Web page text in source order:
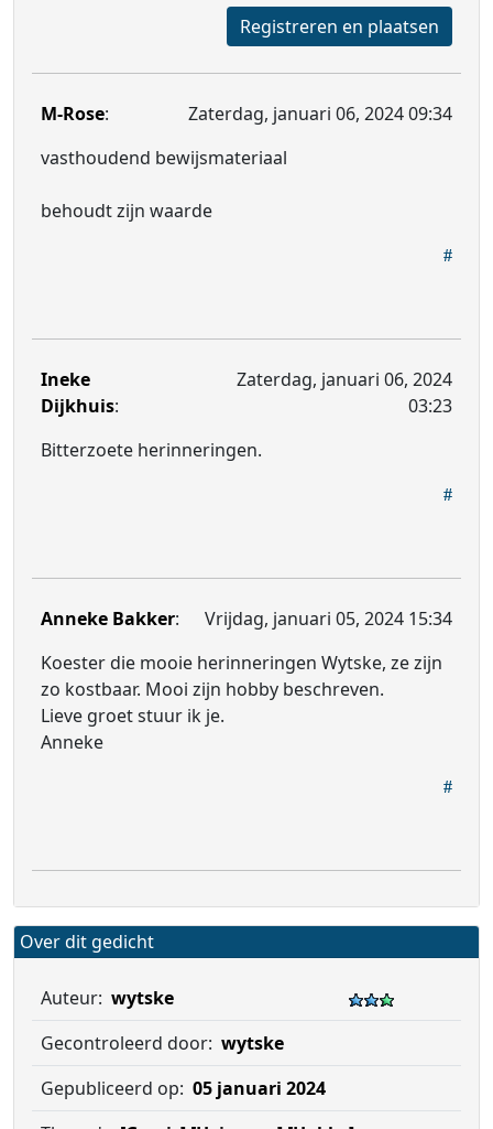
Registreren en plaatsen
M-Rose:
Zaterdag, januari 06, 2024 09:34
vasthoudend bewijsmateriaal
behoudt zijn waarde
Ineke
Dijkhuis:
Zaterdag, januari 06, 2024
03:23
Bitterzoete herinneringen.
Anneke Bakker:
Vrijdag, januari 05, 2024 15:34
Koester die mooie herinneringen Wytske, ze zijn
zo kostbaar. Mooi zijn hobby beschreven.
Lieve groet stuur ik je.
Anneke
Over dit gedicht
Auteur: wytske
Gecontroleerd door: wytske
Gepubliceerd op: 05 januari 2024